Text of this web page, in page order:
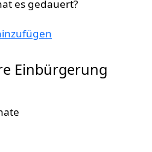
es gedauert?
Einbürgerung